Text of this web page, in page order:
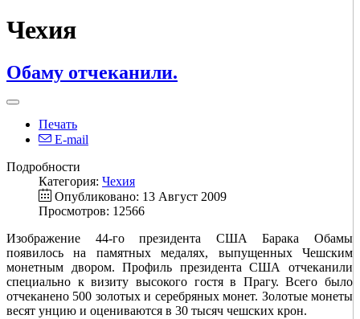
Чехия
Обаму отчеканили.
Печать
E-mail
Подробности
Категория: Чехия
Опубликовано: 13 Август 2009
Просмотров: 12566
Изображение 44-го президента США Барака Обамы
появилось на памятных медалях, выпущенных Чешским
монетным двором. Профиль президента США отчеканили
специально к визиту высокого гостя в Прагу. Всего было
отчеканено 500 золотых и серебряных монет. Золотые монеты
весят унцию и оцениваются в 30 тысяч чешских крон.